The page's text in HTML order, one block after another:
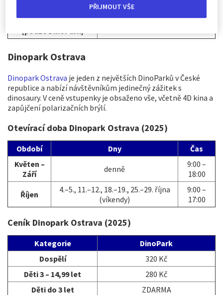
Noční prohlídky osoba
(pouze DinoPark)
Dinopark Ostrava
Dinopark Ostrava je jeden z největších DinoParků v České
republice a nabízí návštěvníkům jedinečný zážitek s
dinosaury. V ceně vstupenky je obsaženo vše, včetně 4D kina a
zapůjčení polarizačních brýlí.
Otevírací doba Dinopark Ostrava (2025)
Období Dny
Čas
Květen –
Září
denně
9:00 –
18:00
Říjen
4.–5., 11.–12., 18.–19., 25.–29. října
(víkendy)
9:00 –
17:00
Ceník Dinopark Ostrava (2025)
Kategorie
DinoPark
Dospělí
320 Kč
Děti 3 – 14,99 let
280 Kč
Děti do 3 let
ZDARMA
PŘIJMOUT VŠE